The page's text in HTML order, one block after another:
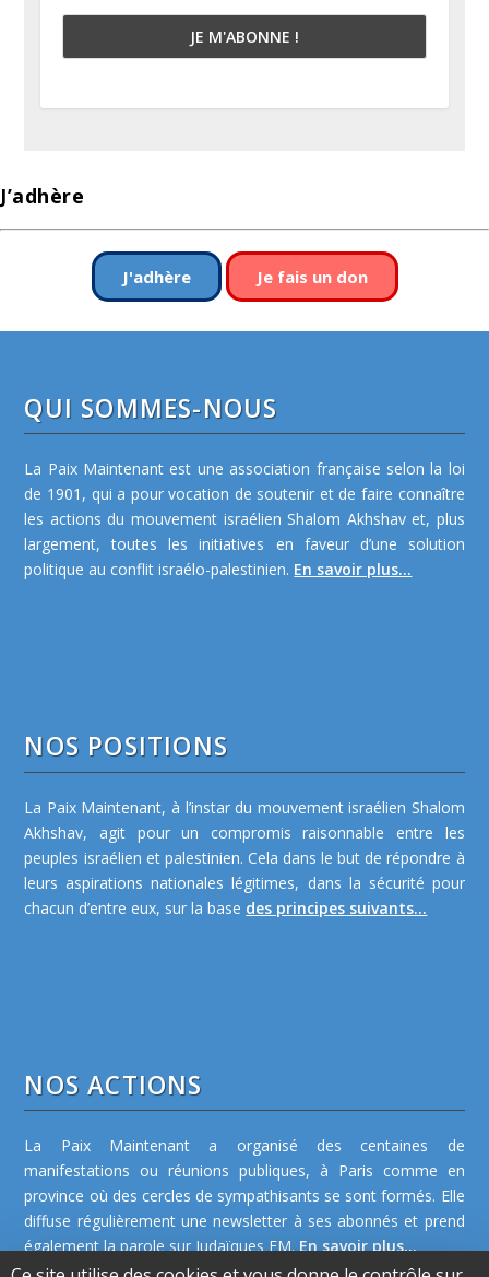
J’adhère
J'adhère Je fais un don
QUI SOMMES-NOUS
La Paix Maintenant est une association française selon la loi
de 1901, qui a pour vocation de soutenir et de faire connaître
les actions du mouvement israélien Shalom Akhshav et, plus
largement, toutes les initiatives en faveur d’une solution
politique au conflit israélo-palestinien. En savoir plus...
NOS POSITIONS
La Paix Maintenant, à l’instar du mouvement israélien Shalom
Akhshav, agit pour un compromis raisonnable entre les
peuples israélien et palestinien. Cela dans le but de répondre à
leurs aspirations nationales légitimes, dans la sécurité pour
chacun d’entre eux, sur la base des principes suivants...
NOS ACTIONS
La Paix Maintenant a organisé des centaines de
manifestations ou réunions publiques, à Paris comme en
province où des cercles de sympathisants se sont formés. Elle
diffuse régulièrement une newsletter à ses abonnés et prend
également la parole sur Judaïques FM. En savoir plus...